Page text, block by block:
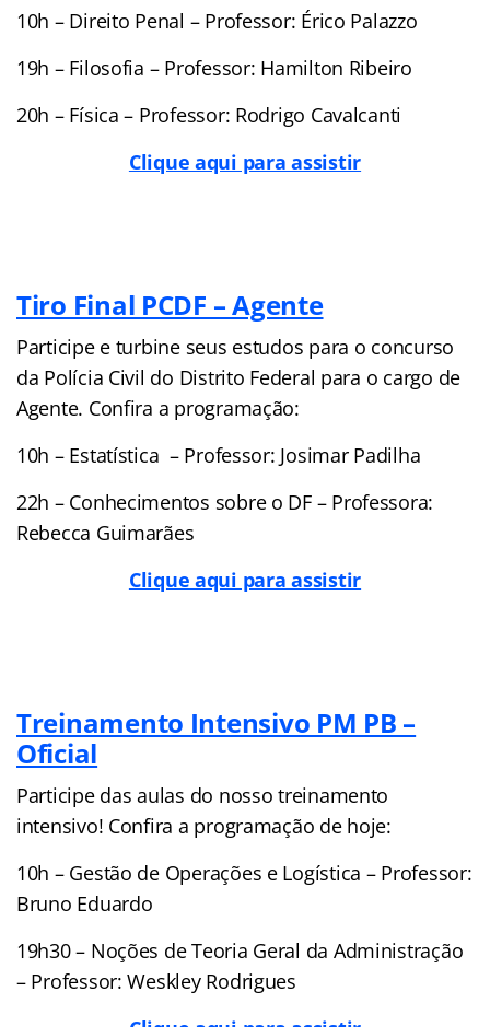
10h – Direito Penal – Professor: Érico Palazzo
19h – Filosofia – Professor: Hamilton Ribeiro
20h – Física – Professor: Rodrigo Cavalcanti
Clique aqui para assistir
Tiro Final PCDF – Agente
Participe e turbine seus estudos para o concurso
da Polícia Civil do Distrito Federal para o cargo de
Agente. Confira a programação:
10h – Estatística – Professor: Josimar Padilha
22h – Conhecimentos sobre o DF – Professora:
Rebecca Guimarães
Clique aqui para assistir
Treinamento Intensivo PM PB –
Oficial
Participe das aulas do nosso treinamento
intensivo! Confira a programação de hoje:
10h – Gestão de Operações e Logística – Professor:
Bruno Eduardo
19h30 – Noções de Teoria Geral da Administração
– Professor: Weskley Rodrigues